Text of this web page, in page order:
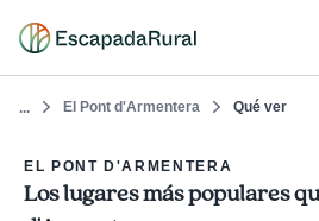
... El Pont d'Armentera Qué ver
EL PONT D'ARMENTERA
Los lugares más populares